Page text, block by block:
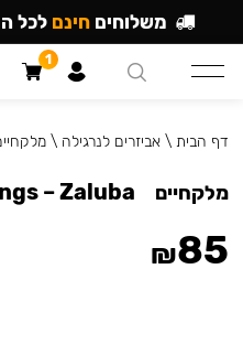
דף הבית \אביזרים לנרגילה \
מלקחיים – Zaluba
₪85
משלוחים חינם לכל
1